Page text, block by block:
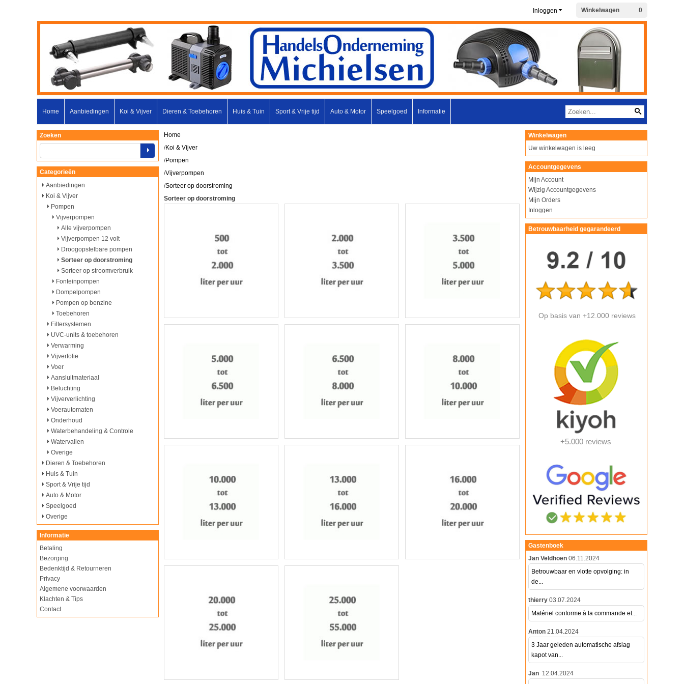
Winkelwagen 0
Inloggen
Home Aanbiedingen Koi & Vijver Dieren & Toebehoren Huis & Tuin Sport & Vrije tijd Auto & Motor Speelgoed Informatie
Zoeken
Categorieën
Aanbiedingen
Koi & Vijver
Pompen
Vijverpompen
Alle vijverpompen
Vijverpompen 12 volt
Droogopstelbare pompen
Sorteer op doorstroming
Sorteer op stroomverbruik
Fonteinpompen
Dompelpompen
Pompen op benzine
Toebehoren
Filtersystemen
UVC-units & toebehoren
Verwarming
Vijverfolie
Voer
Aansluitmateriaal
Beluchting
Vijververlichting
Voerautomaten
Onderhoud
Waterbehandeling & Controle
Watervallen
Overige
Dieren & Toebehoren
Huis & Tuin
Sport & Vrije tijd
Auto & Motor
Speelgoed
Overige
Informatie
Betaling
Bezorging
Bedenktijd & Retourneren
Privacy
Algemene voorwaarden
Klachten & Tips
Contact
Home
/Koi & Vijver
/Pompen
/Vijverpompen
/Sorteer op doorstroming
Sorteer op doorstroming
Winkelwagen
Uw winkelwagen is leeg
Accountgegevens
Mijn Account
Wijzig Accountgegevens
Mijn Orders
Inloggen
Betrouwbaarheid gegarandeerd
Op basis van +12.000 reviews
+5.000 reviews
Gastenboek
Jan Veldhoen 06.11.2024
Betrouwbaar en vlotte opvolging: in
de...
thierry 03.07.2024
Matériel conforme à la commande et...
Anton 21.04.2024
3 Jaar geleden automatische afslag
kapot van...
Jan 12.04.2024